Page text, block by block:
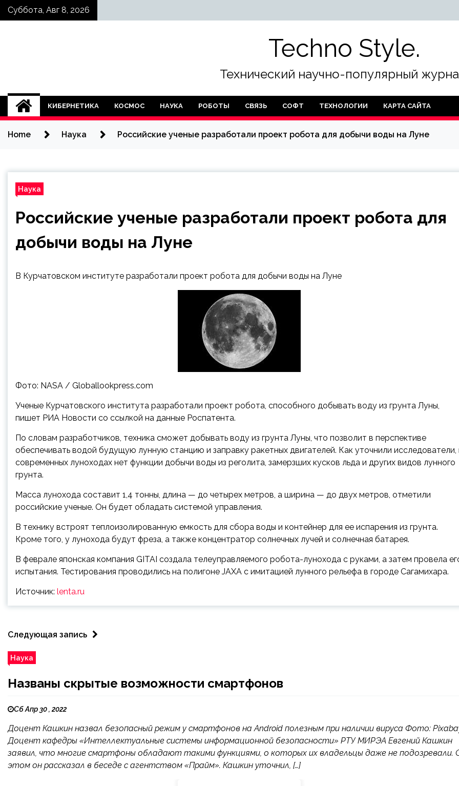
SkipСуббота, Авг 8, 2026
Techno Style.
Технический научно-популярный
КИБЕРНЕТИКА КОСМОС НАУКА РОБОТЫ СВЯЗЬ СОФТ ТЕХНОЛОГИИ КАРТА САЙТА
Home Наука Российские ученые разработали проект робота для добычи воды на Луне
Наука
Российские ученые разработали проект робота для
добычи воды на Луне
В Курчатовском институте разработали проект робота для добычи воды на Луне
Фото: NASA / Globallookpress.com
Ученые Курчатовского института разработали проект робота, способного добывать воду из грунта Луны,
пишет РИА Новости со ссылкой на данные Роспатента.
По словам разработчиков, техника сможет добывать воду из грунта Луны, что позволит в перспективе
обеспечивать водой будущую лунную станцию и заправку ракетных двигателей. Как уточнили исследователи,
современных луноходах нет функции добычи воды из реголита, замерзших кусков льда и других видов лунного
грунта.
Масса лунохода составит 1,4 тонны, длина — до четырех метров, а ширина — до двух метров, отметили
российские ученые. Он будет обладать системой управления.
В технику встроят теплоизолированную емкость для сбора воды и контейнер для ее испарения из грунта.
Кроме того, у лунохода будут фреза, а также концентратор солнечных лучей и солнечная батарея.
В феврале японская компания GITAI создала телеуправляемого робота-лунохода с руками, а затем провела
испытания. Тестирования проводились на полигоне JAXA с имитацией лунного рельефа в городе Сагамихара.
Источник: lenta.ru
Следующая запись
Наука
Названы скрытые возможности смартфонов
Сб Апр 30 , 2022
Доцент Кашкин назвал безопасный режим у смартфонов на Android полезным при наличии вируса Фото:
Доцент кафедры «Интеллектуальные системы информационной безопасности» РТУ МИРЭА Евгений Кашкин
заявил, что многие смартфоны обладают такими функциями, о которых их владельцы даже не подозревали.
этом он рассказал в беседе с агентством «Прайм». Кашкин уточнил, […]